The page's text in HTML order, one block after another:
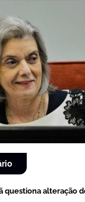
questiona alteração